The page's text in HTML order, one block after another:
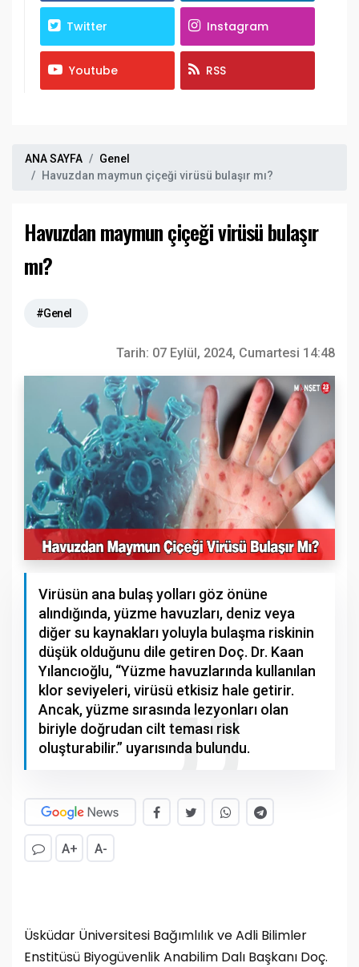
Twitter Instagram
Youtube RSS
ANA SAYFA
Genel
Havuzdan maymun çiçeği virüsü bulaşır mı?
Havuzdan maymun çiçeği virüsü bulaşır
mı?
#Genel
Tarih: 07 Eylül, 2024, Cumartesi 14:48
Virüsün ana bulaş yolları göz önüne
alındığında, yüzme havuzları, deniz veya
diğer su kaynakları yoluyla bulaşma riskinin
düşük olduğunu dile getiren Doç. Dr. Kaan
Yılancıoğlu, “Yüzme havuzlarında kullanılan
klor seviyeleri, virüsü etkisiz hale getirir.
Ancak, yüzme sırasında lezyonları olan
biriyle doğrudan cilt teması risk
oluşturabilir.” uyarısında bulundu.
A+ A-
Üsküdar Üniversitesi Bağımlılık ve Adli Bilimler
Enstitüsü Biyogüvenlik Anabilim Dalı Başkanı Doç.